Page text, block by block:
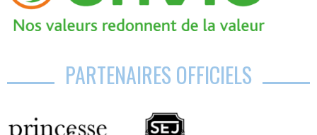
PARTENAIRES OFFICIELS